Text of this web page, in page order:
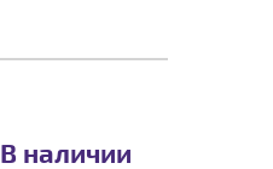
В наличии